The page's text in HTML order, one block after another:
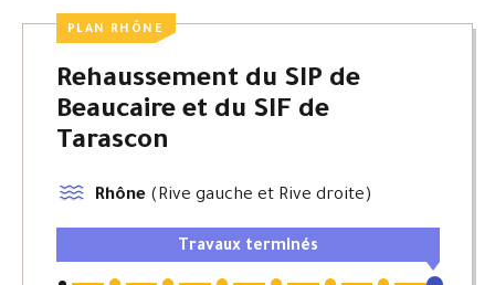
PLAN RHÔNE
Rehaussement du SIP de
Beaucaire et du SIF de
Tarascon
Rhône (Rive gauche et Rive droite)
Travaux terminés